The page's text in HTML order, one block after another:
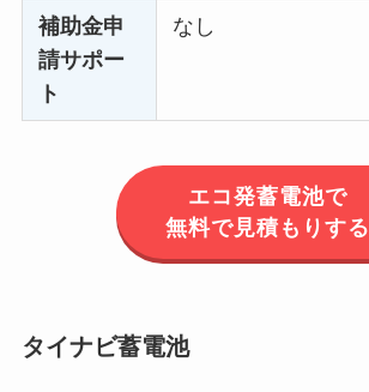
補助金申
請サポー
ト
なし
エコ発蓄電池で
無料で見積もりする
タイナビ蓄電池